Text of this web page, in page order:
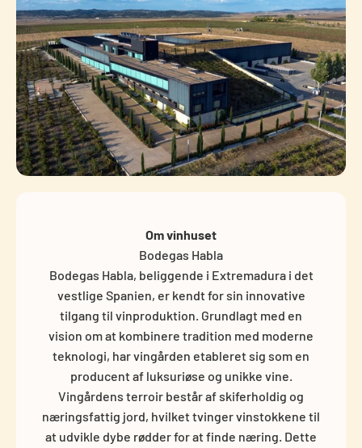
Om vinhuset
Bodegas Habla
Bodegas Habla, beliggende i Extremadura i det
vestlige Spanien, er kendt for sin innovative
tilgang til vinproduktion. Grundlagt med en
vision om at kombinere tradition med moderne
teknologi, har vingården etableret sig som en
producent af luksuriøse og unikke vine.
Vingårdens terroir består af skiferholdig og
næringsfattig jord, hvilket tvinger vinstokkene til
at udvikle dybe rødder for at finde næring. Dette